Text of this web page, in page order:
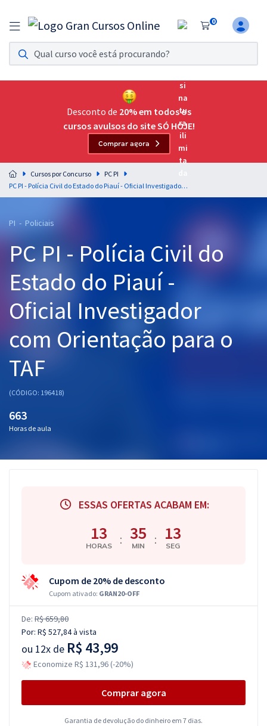
0
Assinatura Ilimitada 11
Acesso a todos os cursos. Teste grátis por 7 dias!
Assinatura OAB Até Passar
Acesso ilimitado a toda preparação para o Exame da
Residências Multiprofissionais
Preparação completa e intensiva para as principais
residências em saúde do Brasil
Cursos 20% OFF
Pós
Graduação
OAB
Questões grátis
Conteúdo gratuito
Aprovados
Desconto de 20% em todos os
cursos avulsos do site SÓ HOJE!
Comprar agora
Cursos por Concurso
PC PI
PC PI - Polícia Civil do Estado do Piauí - Oficial Investigador com Orientação para o TAF
PI - Policiais
PC PI - Polícia Civil do
Estado do Piauí -
Oficial Investigador
com Orientação para o
TAF
(CÓDIGO: 196418)
663
Horas de aula
ESSAS OFERTAS ACABAM EM:
13
HORAS : 35
MIN : 12
SEG
Cupom de 20% de desconto
Cupom ativado: GRAN20-OFF
De: R$ 659,80
Por: R$ 527,84à vista
ou 12x de R$ 43,99
Economize R$ 131,96 (-20%)
Comprar agora
Garantia de devolução do dinheiro em 7 dias.